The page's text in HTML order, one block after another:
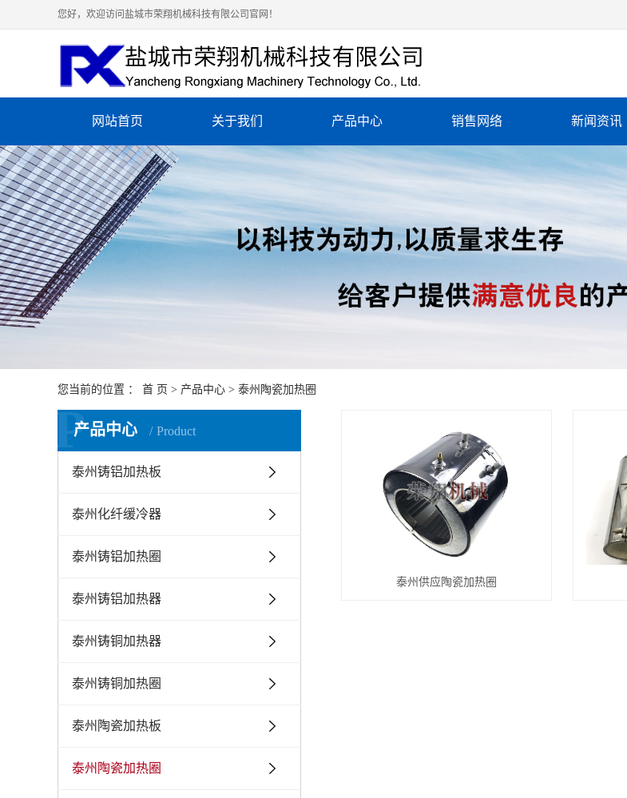
您好，欢迎访问盐城市荣翔机械科技有限公司官网！
网站首页 关于我们
公司简介
营业执照
资质荣誉
产品中心
泰州铸铝加热板
泰州铸铝加热圈
泰州铸铝加热器
泰州铸铜加热器
泰州铸铜加热圈
销售网络
销售网络
新闻资讯
公司新闻
行业新闻
您当前的位置 ： 首 页 > 产品中心 > 泰州陶瓷加热圈
产品中心 Product
P
泰州铸铝加热板
泰州化纤缓冷器
泰州铸铝加热圈
泰州铸铝加热器
泰州铸铜加热器
泰州铸铜加热圈
泰州陶瓷加热板
泰州陶瓷加热圈
泰州供应陶瓷加热圈